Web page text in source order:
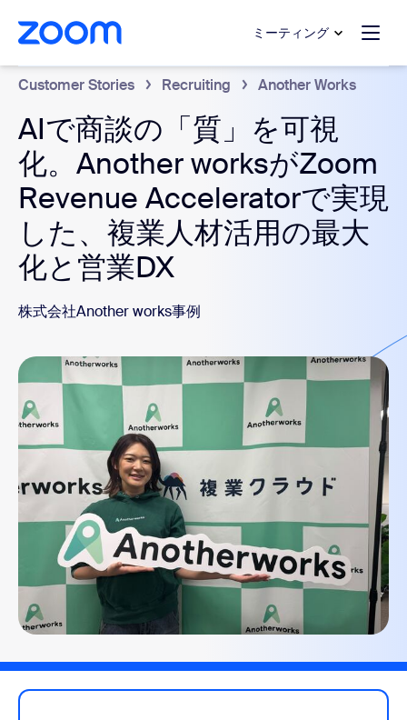
テンツへスキップ
ットへスキップ ミーティング
Customer Stories Recruiting Another Works
AIで商談の「質」を可視
化。Another worksがZoom
Revenue Acceleratorで実現
した、複業人材活用の最大
化と営業DX
株式会社Another works事例